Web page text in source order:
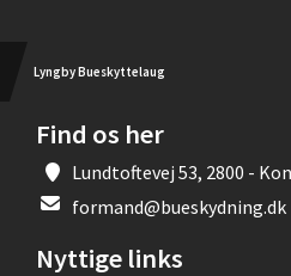
Lyngby Bueskyttelaug
Find os her
Lundtoftevej 53, 2800 -
formand@bueskydning.dk
Nyttige links